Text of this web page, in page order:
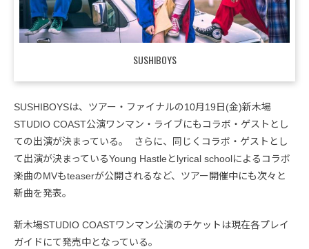
SUSHIBOYS
SUSHIBOYSは、ツアー・ファイナルの10月19日(金)新木場
STUDIO COAST公演ワンマン・ライブにもコラボ・ゲストとし
ての出演が決まっている。 さらに、同じくコラボ・ゲストとし
て出演が決まっているYoung Hastleとlyrical schoolによるコラボ
楽曲のMVもteaserが公開されるなど、ツアー開催中にも次々と
新曲を発表。
新木場STUDIO COASTワンマン公演のチケットは現在各プレイ
ガイドにて発売中となっている。